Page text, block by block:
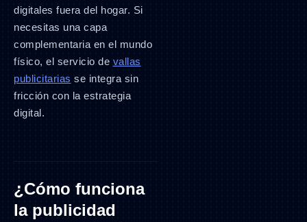
digitales fuera del hogar. Si
necesitas una capa
complementaria en el mundo
físico, el servicio de vallas
publicitarias se integra sin
fricción con la estrategia
digital.
¿Cómo funciona
la publicidad